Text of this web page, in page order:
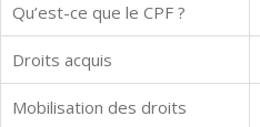
Qu’est-ce que le CPF ?
Droits acquis
Mobilisation des droits